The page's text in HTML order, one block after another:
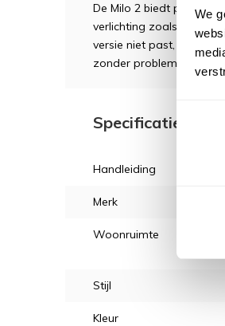
We
De Milo 2 biedt plaats
verlichting zoals
versie niet past, deze is
zonder problemen. De
Specificaties
Handleiding
Merk
Woonruimte
Stijl
Kleur